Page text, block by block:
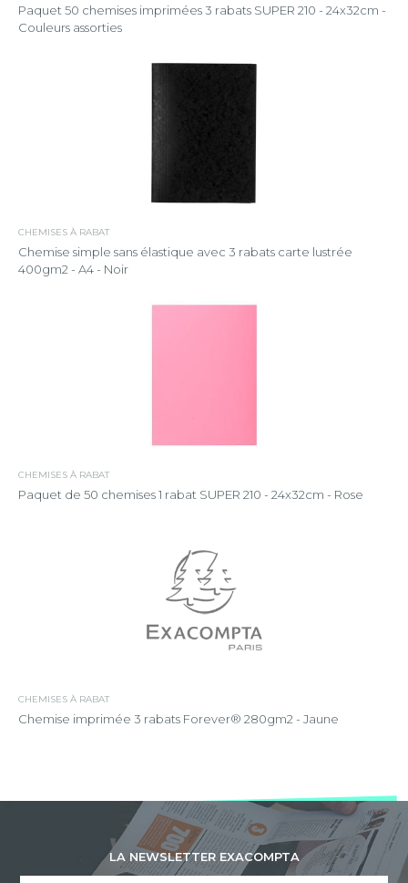
Paquet 50 chemises imprimées 3 rabats SUPER 210 - 24x32cm -
Couleurs assorties
CHEMISES À RABAT
Chemise simple sans élastique avec 3 rabats carte lustrée
400gm2 - A4 - Noir
CHEMISES À RABAT
Paquet de 50 chemises 1 rabat SUPER 210 - 24x32cm - Rose
CHEMISES À RABAT
Chemise imprimée 3 rabats Forever® 280gm2 - Jaune
LA NEWSLETTER EXACOMPTA